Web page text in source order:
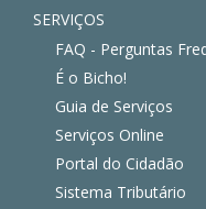
SERVIÇOS
FAQ - Perguntas
É o Bicho!
Guia de Serviços
Serviços Online
Portal do Cidadão
Sistema Tributário